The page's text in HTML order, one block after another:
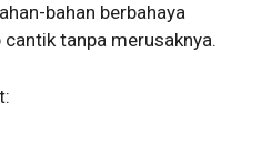
bahan berbahaya
tanpa merusaknya.